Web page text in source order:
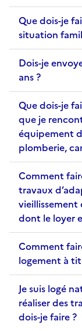
Que dois-je
situation
Dois-je
ans ?
Que dois-je
que je
équipement
plomberie,
Comment
travaux
vieillissement
dont le loyer
Comment
logement à
Je suis logé
réaliser des
dois-je faire ?